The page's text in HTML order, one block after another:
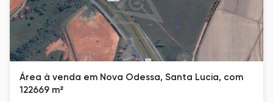
Área à venda em Nova Odessa, Santa Lucia, com
122669 m²